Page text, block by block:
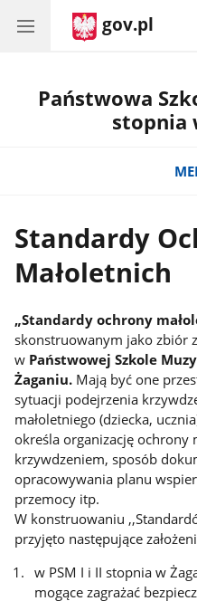
gov.pl
Państwowa
stopnia
Standardy
Małoletnich
„Standardy ochrony
skonstruowanym jako zbiór
w Państwowej Szkole
Żaganiu. Mają być one
sytuacji podejrzenia
małoletniego (dziecka,
określa organizację ochrony
krzywdzeniem, sposób
opracowywania planu
przemocy itp.
W konstruowaniu
przyjęto następujące
w PSM I i II stopnia w
mogące zagrażać